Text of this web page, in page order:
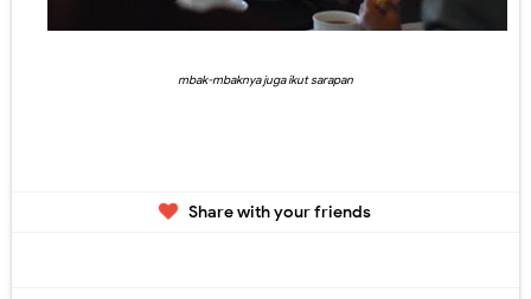
mbak-mbaknya juga ikut sarapan
Share with your friends